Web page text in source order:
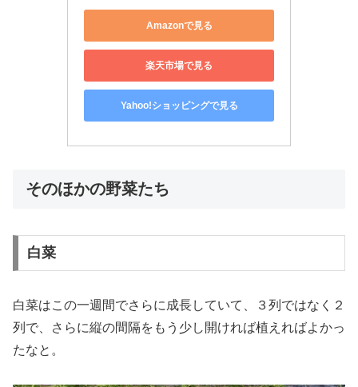
Amazonで見る
楽天市場で見る
Yahoo!ショッピングで見る
そのほかの野菜たち
白菜
白菜はこの一週間でさらに成長していて、３列ではなく２
列で、さらに縦の間隔をもう少し開ければ植えればよかっ
たなと。